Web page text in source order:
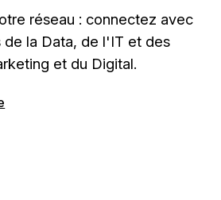
réseau : connectez avec
de la Data, de l'IT et des
et du Digital.